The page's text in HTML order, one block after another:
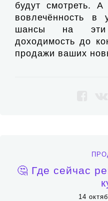
будут смотреть.
вовлечённость в
шансы на эти
доходимость до
продажи ваших
🤔 Где сейчас
14